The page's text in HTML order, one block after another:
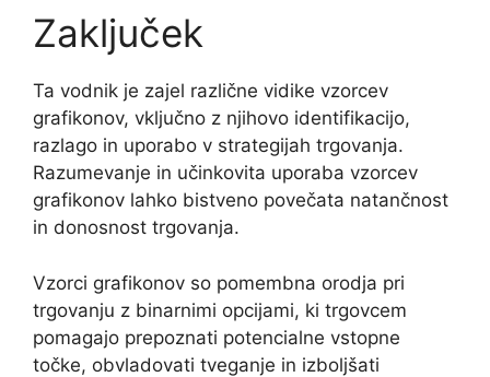
Zaključek
Ta vodnik je zajel različne vidike vzorcev
grafikonov, vključno z njihovo identifikacijo,
razlago in uporabo v strategijah trgovanja.
Razumevanje in učinkovita uporaba vzorcev
grafikonov lahko bistveno povečata natančnost
in donosnost trgovanja.
Vzorci grafikonov so pomembna orodja pri
trgovanju z binarnimi opcijami, ki trgovcem
pomagajo prepoznati potencialne vstopne
točke, obvladovati tveganje in izboljšati